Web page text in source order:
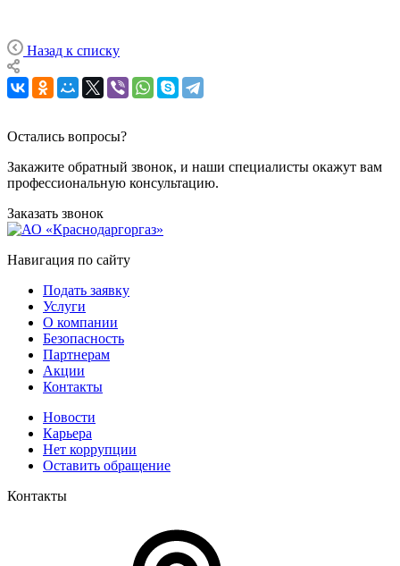
Назад к списку
Остались вопросы?
Закажите обратный звонок, и наши специалисты окажут вам
профессиональную консультацию.
Заказать звонок
Навигация по сайту
Подать заявку
Услуги
О компании
Безопасность
Партнерам
Акции
Контакты
Новости
Карьера
Нет коррупции
Оставить обращение
Контакты